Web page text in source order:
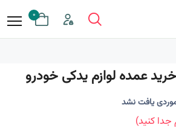
0
عمده لوازم یدکی خودرو
یافت نشد
جدا کنید)